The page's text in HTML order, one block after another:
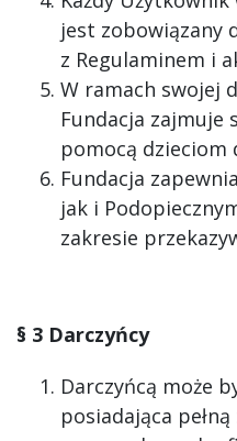
jest zobowiązany
z Regulaminem i
W ramach swojej
Fundacja zajmuje
pomocą dzieciom
Fundacja
jak i
zakresie
§ 3 Darczyńcy
Darczyńcą może
posiadająca